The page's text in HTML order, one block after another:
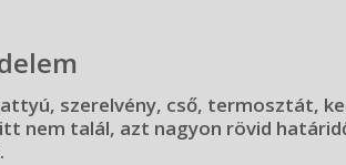
szerelvény, cső, termosztát,
nem talál, azt nagyon rövid